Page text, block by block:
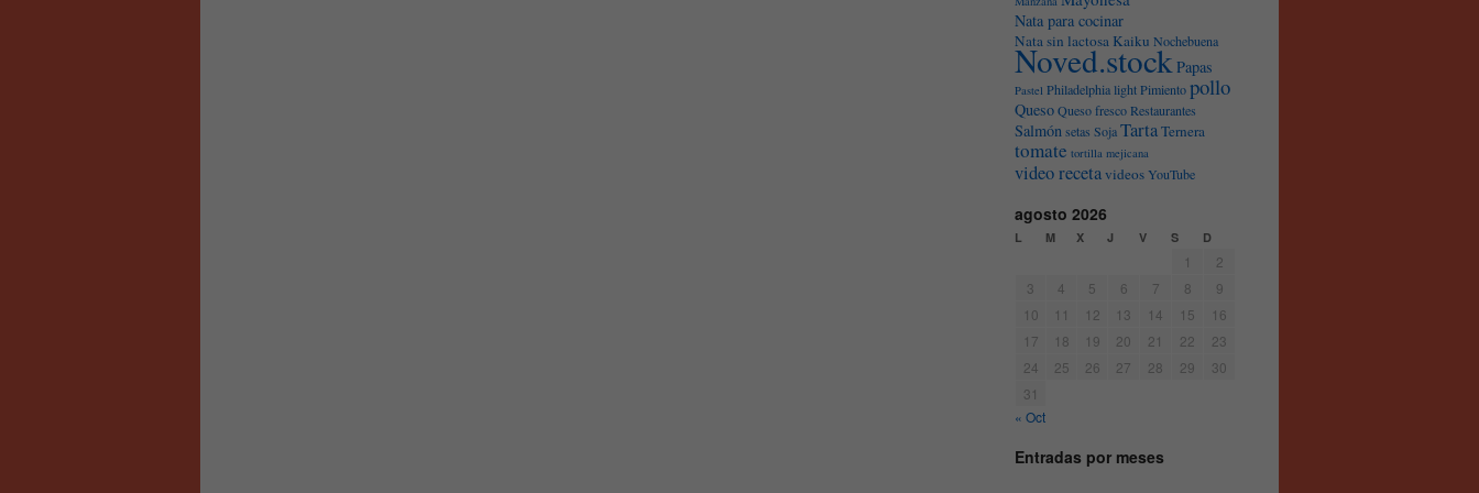
Nata para cocinar
Nata sin lactosa Kaiku Nochebuena
Noved.stockPapas
Pastel Philadelphia lightPimientopollo
QuesoQueso frescoRestaurantes
Salmónsetas SojaTartaTernera
tomate tortilla mejicana
video recetavideosYouTube
agosto 2026
L M X J V S D
1
2
3
4 5 6 7 8
9
10
11 12 13 14 15
16
17
18 19 20 21 22
23
24
25 26 27 28 29
30
31
« Oct
Entradas por meses